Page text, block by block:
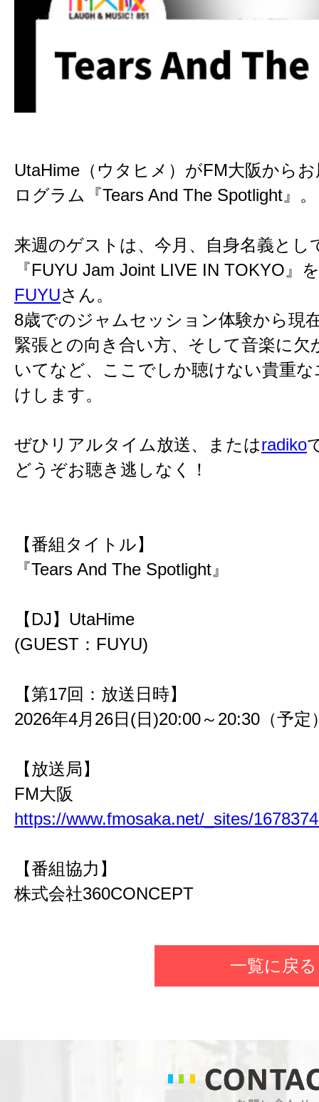
UtaHime（ウタヒメ）がFM大阪から
ログラム『Tears And The Spotlight』。
来週のゲストは、今月、自身名義と
『FUYU Jam Joint LIVE IN TOKYO』
FUYUさん。
8歳でのジャムセッション体験から現
緊張との向き合い方、そして音楽に
いてなど、ここでしか聴けない貴重
けします。
ぜひリアルタイム放送、またはradiko
どうぞお聴き逃しなく！
【番組タイトル】
『Tears And The Spotlight』
【DJ】UtaHime
(GUEST：FUYU)
【第17回：放送日時】
2026年4月26日(日)20:00～20:30（予定
【放送局】
FM大阪
https://www.fmosaka.net/_sites/
【番組協力】
株式会社360CONCEPT
一覧に戻る